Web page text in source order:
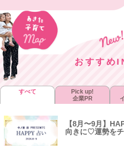
おすすめ
すべて
Pick up!
企業PR
【8月〜9月】
向きに♡運勢を